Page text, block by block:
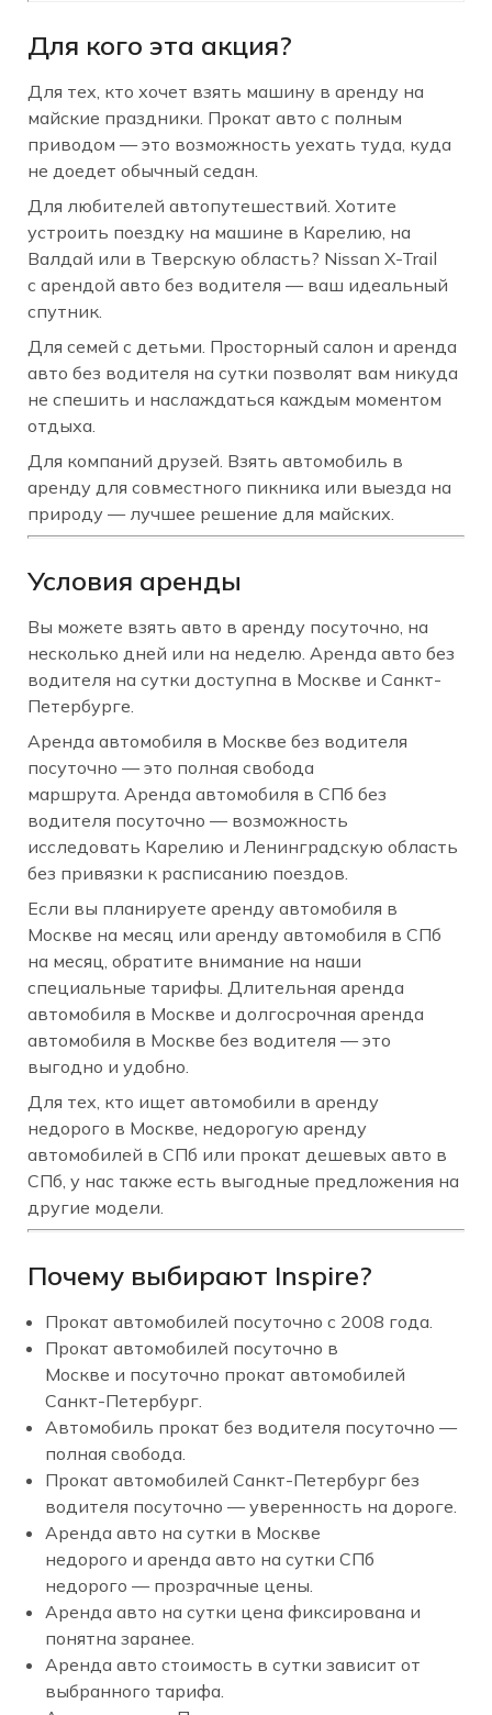
Для кого эта акция?
Для тех, кто хочет взять машину в аренду на
майские праздники. Прокат авто с полным
приводом — это возможность уехать туда, куда
не доедет обычный седан.
Для любителей автопутешествий. Хотите
устроить поездку на машине в Карелию, на
Валдай или в Тверскую область? Nissan X-Trail
с арендой авто без водителя — ваш идеальный
спутник.
Для семей с детьми. Просторный салон и аренда
авто без водителя на сутки позволят вам никуда
не спешить и наслаждаться каждым моментом
отдыха.
Для компаний друзей. Взять автомобиль в
аренду для совместного пикника или выезда на
природу — лучшее решение для майских.
Условия аренды
Вы можете взять авто в аренду посуточно, на
несколько дней или на неделю. Аренда авто без
водителя на сутки доступна в Москве и Санкт-
Петербурге.
Аренда автомобиля в Москве без водителя
посуточно — это полная свобода
маршрута. Аренда автомобиля в СПб без
водителя посуточно — возможность
исследовать Карелию и Ленинградскую область
без привязки к расписанию поездов.
Если вы планируете аренду автомобиля в
Москве на месяц или аренду автомобиля в СПб
на месяц, обратите внимание на наши
специальные тарифы. Длительная аренда
автомобиля в Москве и долгосрочная аренда
автомобиля в Москве без водителя — это
выгодно и удобно.
Для тех, кто ищет автомобили в аренду
недорого в Москве, недорогую аренду
автомобилей в СПб или прокат дешевых авто в
СПб, у нас также есть выгодные предложения на
другие модели.
Почему выбирают Inspire?
Прокат автомобилей посуточно с 2008 года.
Прокат автомобилей посуточно в
Москве и посуточно прокат автомобилей
Санкт-Петербург.
Автомобиль прокат без водителя посуточно —
полная свобода.
Прокат автомобилей Санкт-Петербург без
водителя посуточно — уверенность на дороге.
Аренда авто на сутки в Москве
недорого и аренда авто на сутки СПб
недорого — прозрачные цены.
Аренда авто на сутки цена фиксирована и
понятна заранее.
Аренда авто стоимость в сутки зависит от
выбранного тарифа.